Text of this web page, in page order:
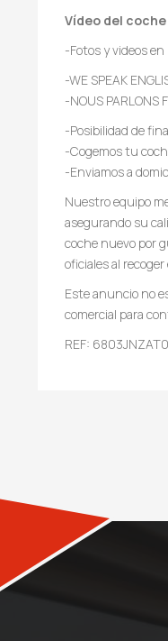
Vídeo del
-Fotos y videos
-WE SPEAK
-NOUS PARLONS
-Posibilidad de
-Cogemos tu
-Enviamos a
Nuestro equipo
asegurando su
coche nuevo por
oficiales al recoger
Este anuncio no
comercial para
REF: